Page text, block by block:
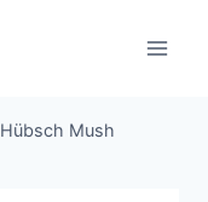
Hübsch Mush